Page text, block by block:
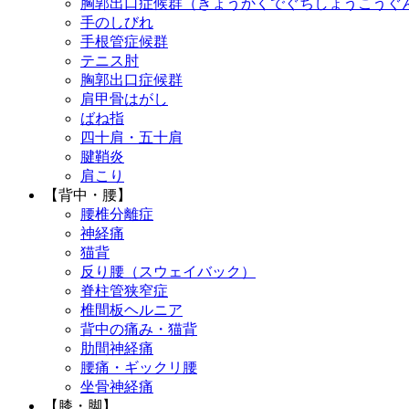
胸郭出口症候群（きょうかくでぐちしょうこうぐ
手のしびれ
手根管症候群
テニス肘
胸郭出口症候群
肩甲骨はがし
ばね指
四十肩・五十肩
腱鞘炎
肩こり
【背中・腰】
腰椎分離症
神経痛
猫背
反り腰（スウェイバック）
脊柱管狭窄症
椎間板ヘルニア
背中の痛み・猫背
肋間神経痛
腰痛・ギックリ腰
坐骨神経痛
【膝・脚】